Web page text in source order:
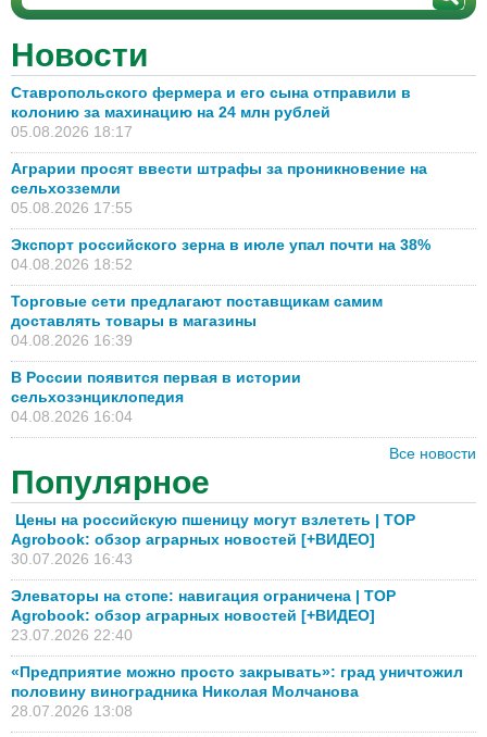
Новости
Ставропольского фермера и его сына отправили в
колонию за махинацию на 24 млн рублей
05.08.2026 18:17
Аграрии просят ввести штрафы за проникновение на
сельхозземли
05.08.2026 17:55
Экспорт российского зерна в июле упал почти на 38%
04.08.2026 18:52
Торговые сети предлагают поставщикам самим
доставлять товары в магазины
04.08.2026 16:39
В России появится первая в истории
сельхозэнциклопедия
04.08.2026 16:04
Все новости
Популярное
Цены на российскую пшеницу могут взлететь | TOP
Agrobook: обзор аграрных новостей [+ВИДЕО]
30.07.2026 16:43
Элеваторы на стопе: навигация ограничена | TOP
Agrobook: обзор аграрных новостей [+ВИДЕО]
23.07.2026 22:40
«Предприятие можно просто закрывать»: град уничтожил
половину виноградника Николая Молчанова
28.07.2026 13:08